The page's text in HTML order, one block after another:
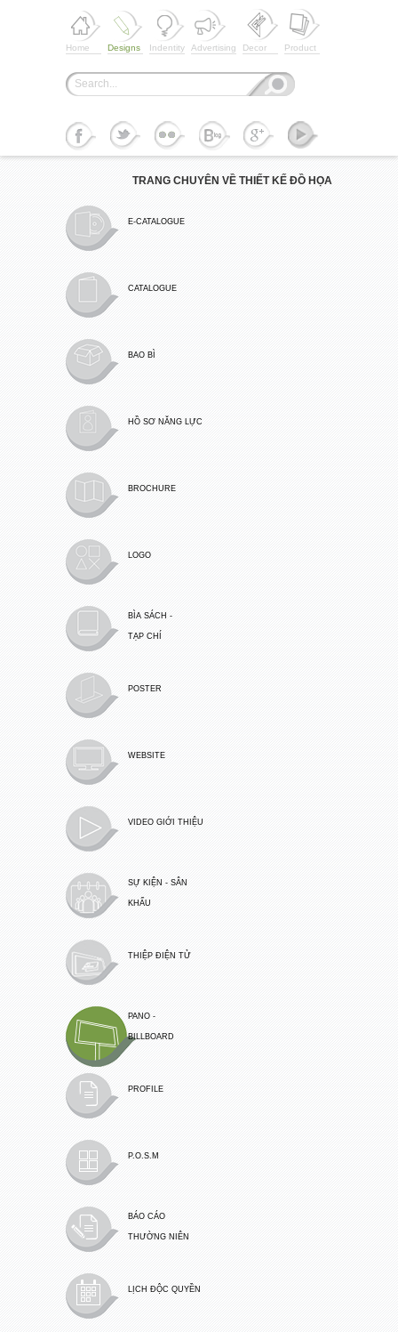
Home Designs Indentity Advertising Decor Product
TRANG CHUYÊN VỀ THIẾT KẾ ĐỒ HỌA
E-CATALOGUE
CATALOGUE
BAO BÌ
HỒ SƠ NĂNG LỰC
BROCHURE
LOGO
BÌA SÁCH -
TẠP CHÍ
POSTER
WEBSITE
VIDEO GIỚI THIỆU
SỰ KIỆN - SÂN
KHẤU
THIỆP ĐIỆN TỬ
PANO -
BILLBOARD
PROFILE
P.O.S.M
BÁO CÁO
THƯỜNG NIÊN
LỊCH ĐỘC QUYỀN